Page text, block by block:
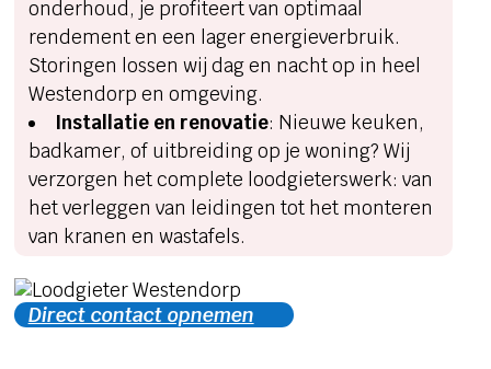
onderhoud, je profiteert van optimaal
rendement en een lager energieverbruik.
Storingen lossen wij dag en nacht op in heel
Westendorp en omgeving.
Installatie en renovatie: Nieuwe keuken,
badkamer, of uitbreiding op je woning? Wij
verzorgen het complete loodgieterswerk: van
het verleggen van leidingen tot het monteren
van kranen en wastafels.
Direct contact opnemen